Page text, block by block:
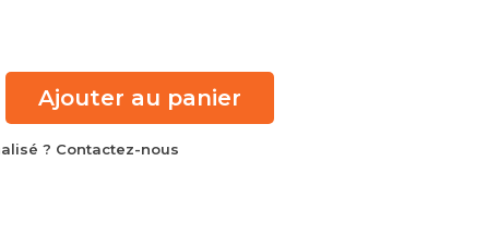
Ajouter au panier
? Contactez-nous